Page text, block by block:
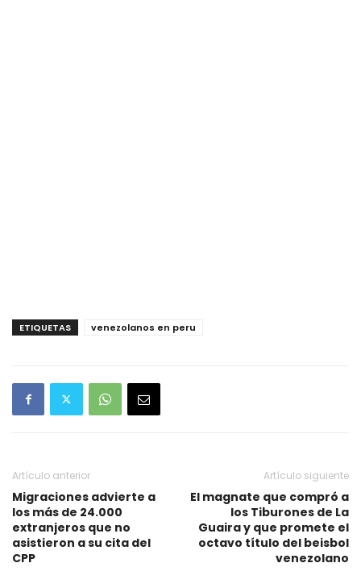
ETIQUETAS venezolanos en peru
Artículo anterior
Migraciones advierte a
los más de 24.000
extranjeros que no
asistieron a su cita del
CPP
Artículo siguiente
El magnate que compró a
los Tiburones de La
Guaira y que promete el
octavo título del beisbol
venezolano